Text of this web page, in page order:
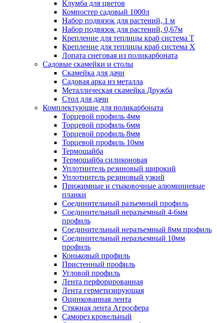
Клумба для цветов
Компостер садовый 1000л
Набор подвязок для растений, 1 м
Набор подвязок для растений, 0,67м
Крепление для теплицы краб система Т
Крепление для теплицы краб система Х
Лопата снеговая из поликарбоната
Садовые скамейки и столы
Скамейка для дачи
Садовая арка из металла
Металлическая скамейка Дружба
Стол для дачи
Комплектующие для поликарбоната
Торцевой профиль 4мм
Торцевой профиль 6мм
Торцевой профиль 8мм
Торцевой профиль 10мм
Термошайба
Термошайба силиконовая
Уплотнитель резиновый широкий
Уплотнитель резиновый узкий
Прижимные и стыковочные алюминиевые
планки
Соединительный разъемный профиль
Соединительный неразъемный 4-6мм
профиль
Соединительный неразъемный 8мм профиль
Соединительный неразъемный 10мм
профиль
Коньковый профиль
Пристенный профиль
Угловой профиль
Лента перфорированная
Лента герметизирующая
Оцинкованная лента
Стяжная лента Агросфера
Саморез кровельный